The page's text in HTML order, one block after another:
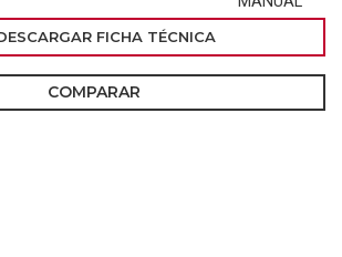
FICHA TÉCNICA
COMPARAR